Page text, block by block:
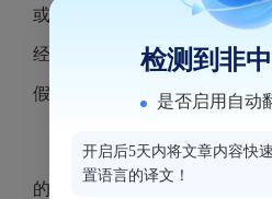
或出现严重亏损，造成国有或
经济损失的；个人在企业经营
假行为的；
受过司法机关刑事处罚
的；正在党纪、政纪处分期限
检测到非
是否启用自动
开启后5天内将文章内容快
置语言的译文！